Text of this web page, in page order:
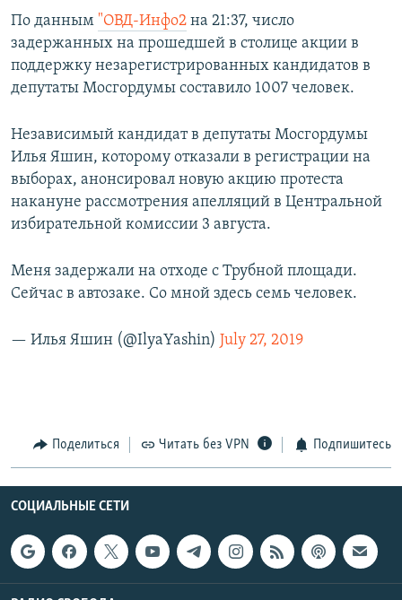
По данным "ОВД-Инфо2 на 21:37, число
задержанных на прошедшей в столице акции в
поддержку незарегистрированных кандидатов в
депутаты Мосгордумы составило 1007 человек.
Независимый кандидат в депутаты Мосгордумы
Илья Яшин, которому отказали в регистрации на
выборах, анонсировал новую акцию протеста
накануне рассмотрения апелляций в Центральной
избирательной комиссии 3 августа.
Меня задержали на отходе с Трубной площади.
Сейчас в автозаке. Со мной здесь семь человек.
— Илья Яшин (@IlyaYashin) July 27, 2019
Поделиться Читать без VPN Подпишитесь
СОЦИАЛЬНЫЕ СЕТИ